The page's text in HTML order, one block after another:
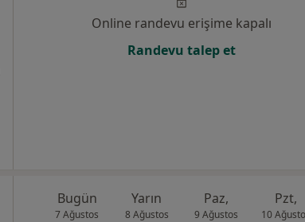
Online randevu erişime kapalı
Randevu talep et
Bugün
7 Ağustos
Yarın
8 Ağustos
Paz,
9 Ağustos
Pzt,
10